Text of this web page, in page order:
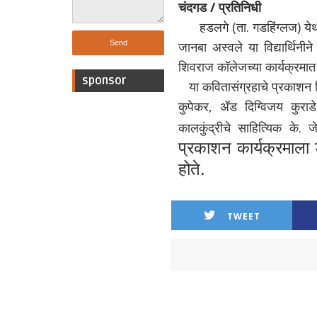
sponsor
चंदगड / प्रतिनिधी
हडलगे (ता. गडहिंग्लज)
जानबा अस्वले या
शिवराज कॉलेजच्या
या कवितासंग्रहाचे प्रकाशन
कुपेकर, ॲड दिग्विजय
कालकुंद्रीचे साहित्यिक
प्रकाशन कार्यक्रमाला
होते.
TWEET